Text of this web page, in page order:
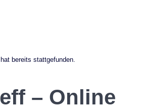
bereits stattgefunden.
– Online